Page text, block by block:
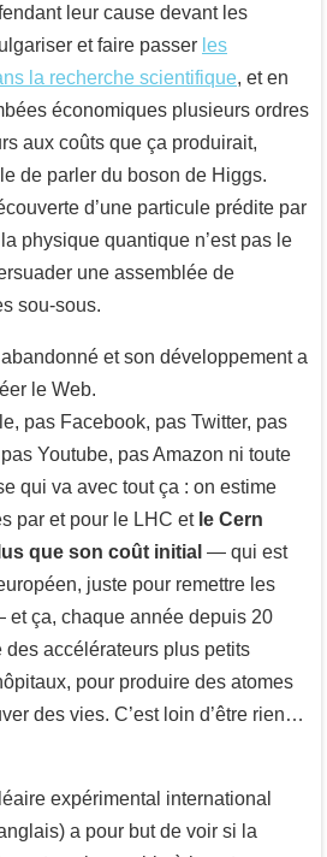
leur cause devant les
et faire passer les
la recherche scientifique, et en
économiques plusieurs ordres
aux coûts que ça produirait,
de parler du boson de Higgs.
d’une particule prédite par
physique quantique n’est pas le
une assemblée de
sou-sous.
et son développement a
le Web.
pas Facebook, pas Twitter, pas
Youtube, pas Amazon ni toute
qui va avec tout ça : on estime
par et pour le LHC et le Cern
que son coût initial — qui est
juste pour remettre les
ça, chaque année depuis 20
des accélérateurs plus petits
pour produire des atomes
des vies. C’est loin d’être rien…
expérimental international
a pour but de voir si la